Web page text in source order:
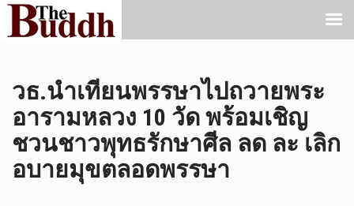
วธ.นำเทียนพรรษาไปถวายพระ
อารามหลวง 10 วัด พร้อมเชิญ
ชวนชาวพุทธรักษาศีล ลด ละ เลิก
อบายมุขตลอดพรรษา